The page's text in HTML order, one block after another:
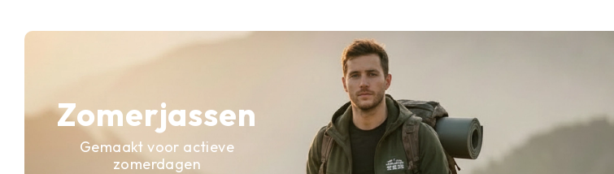
Zomerjassen
Gemaakt voor actieve
zomerdagen